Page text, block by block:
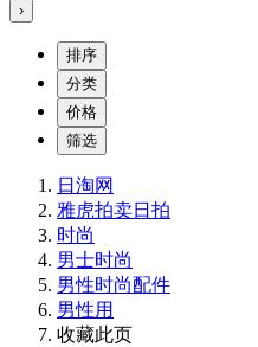
›
排序
分类
价格
筛选
日淘网
雅虎拍卖日拍
时尚
男士时尚
男性时尚配件
男性用
收藏此页